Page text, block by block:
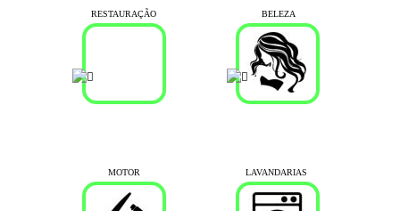
RESTAURAÇÃO BELEZA
MOTOR LAVANDARIAS